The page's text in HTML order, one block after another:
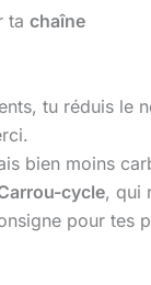
ta chaîne
tu réduis le
bien moins
cycle, qui
pour tes